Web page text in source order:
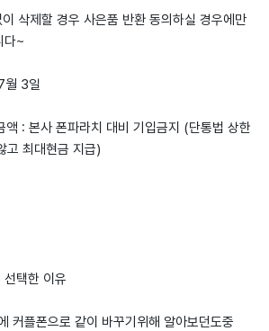
삭제할 경우 사은품 반환 동의하실 경우에만
다~
월 3일
: 본사 폰파라치 대비 기입금지 (단통법 상한
고 최대현금 지급)
선택한 이유
커플폰으로 같이 바꾸기위해 알아보던도중